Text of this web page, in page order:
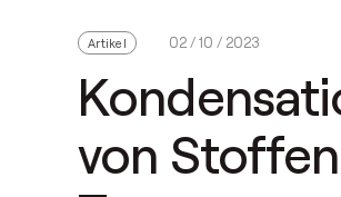
Artikel 02 / 10 / 2023
von